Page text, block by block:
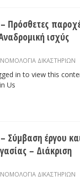
Πρόσθετες
ισχύς
ΝΟΜΟΛΟΓΙΑ ΔΙΚΑΣΤΗΡΙΩΝ
in to view this
Us
Σύμβαση έργου
– Διάκριση
ΝΟΜΟΛΟΓΙΑ ΔΙΚΑΣΤΗΡΙΩΝ